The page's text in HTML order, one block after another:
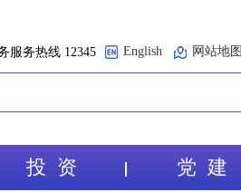
服务热线 12345 English 网站地图
投 资 党 建